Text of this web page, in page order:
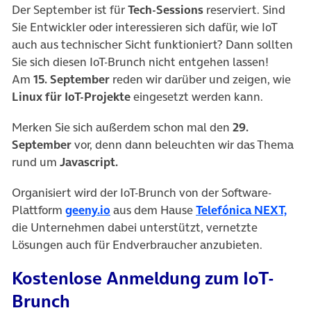
Der September ist fürTech-Sessions reserviert. Sind
Sie Entwickler oder interessieren sich dafür, wie IoT
auch aus technischer Sicht funktioniert? Dann sollten
Sie sich diesen IoT-Brunch nicht entgehen lassen!
Am 15. September reden wir darüber und zeigen, wie
Linux für IoT-Projekteeingesetzt werden kann.
Merken Sie sich außerdem schon mal den 29.
Septembervor, denn dann beleuchten wir das Thema
rund um Javascript.
Organisiert wird der IoT-Brunch von der Software-
Plattform geeny.io aus dem HauseTelefónica NEXT,
die Unternehmen dabei unterstützt, vernetzte
Lösungen auch für Endverbraucher anzubieten.
Kostenlose Anmeldung zum IoT-
Brunch